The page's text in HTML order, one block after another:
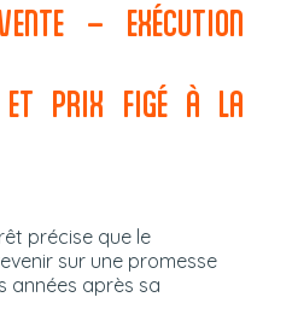
– EXÉCUTION
ET PRIX FIGÉ À LA
précise que le
sur une promesse
années après sa